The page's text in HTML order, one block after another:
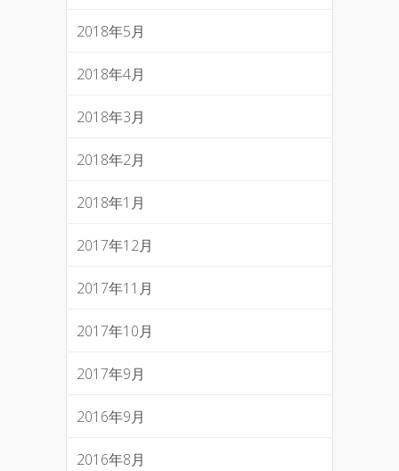
2018年5月
2018年4月
2018年3月
2018年2月
2018年1月
2017年12月
2017年11月
2017年10月
2017年9月
2016年9月
2016年8月